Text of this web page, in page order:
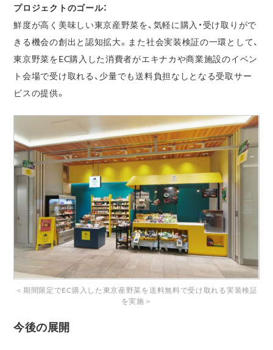
プロジェクトのゴール：
鮮度が高く美味しい東京産野菜を、気軽に購入・受け取りがで
きる機会の創出と認知拡大。また社会実装検証の一環として、
東京野菜をEC購入した消費者がエキナカや商業施設のイベン
ト会場で受け取れる、少量でも送料負担なしとなる受取サー
ビスの提供。
＜期間限定でEC購入した東京産野菜を送料無料で受け取れる実装検証
を実施＞
今後の展開